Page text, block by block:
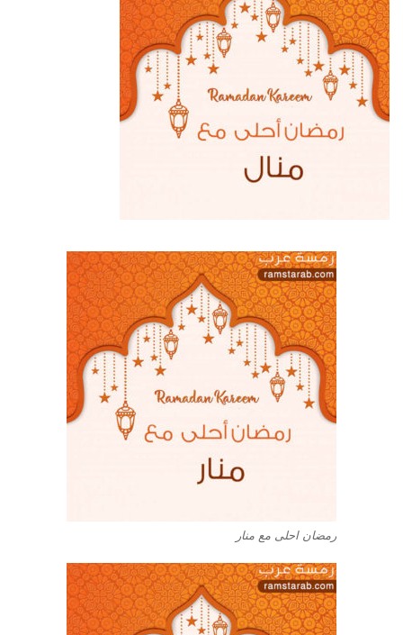
رمضان احلى مع منار